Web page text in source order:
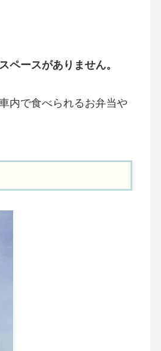
ペースがありません。
内で食べられるお弁当や